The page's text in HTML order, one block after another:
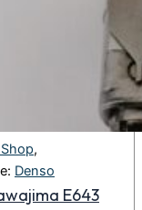
,
Denso
E643